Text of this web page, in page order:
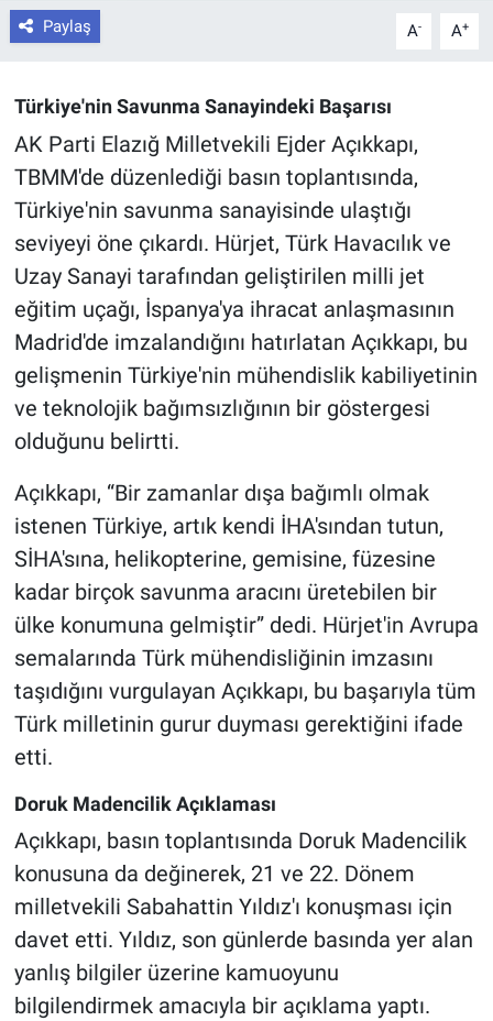
Paylaş A- A+
Türkiye'nin Savunma Sanayindeki Başarısı
AK Parti Elazığ Milletvekili Ejder Açıkkapı,
TBMM'de düzenlediği basın toplantısında,
Türkiye'nin savunma sanayisinde ulaştığı
seviyeyi öne çıkardı. Hürjet, Türk Havacılık ve
Uzay Sanayi tarafından geliştirilen milli jet
eğitim uçağı, İspanya'ya ihracat anlaşmasının
Madrid'de imzalandığını hatırlatan Açıkkapı, bu
gelişmenin Türkiye'nin mühendislik kabiliyetinin
ve teknolojik bağımsızlığının bir göstergesi
olduğunu belirtti.
Açıkkapı, “Bir zamanlar dışa bağımlı olmak
istenen Türkiye, artık kendi İHA'sından tutun,
SİHA'sına, helikopterine, gemisine, füzesine
kadar birçok savunma aracını üretebilen bir
ülke konumuna gelmiştir” dedi. Hürjet'in Avrupa
semalarında Türk mühendisliğinin imzasını
taşıdığını vurgulayan Açıkkapı, bu başarıyla tüm
Türk milletinin gurur duyması gerektiğini ifade
etti.
Doruk Madencilik Açıklaması
Açıkkapı, basın toplantısında Doruk Madencilik
konusuna da değinerek, 21 ve 22. Dönem
milletvekili Sabahattin Yıldız'ı konuşması için
davet etti. Yıldız, son günlerde basında yer alan
yanlış bilgiler üzerine kamuoyunu
bilgilendirmek amacıyla bir açıklama yaptı.